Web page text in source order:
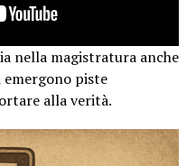
nella magistratura anche
piste
alla verità.